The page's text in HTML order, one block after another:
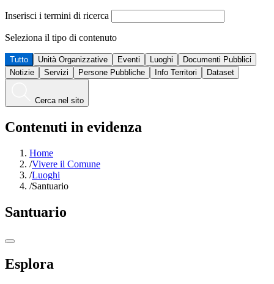
Inserisci i termini di ricerca
Seleziona il tipo di contenuto
Tutto Unità Organizzative Eventi Luoghi
Documenti Pubblici
Notizie
Servizi Persone Pubbliche Info Territori Dataset
Cerca nel sito
Contenuti in evidenza
Home
/Vivere il Comune
/Luoghi
/Santuario
Santuario
Esplora